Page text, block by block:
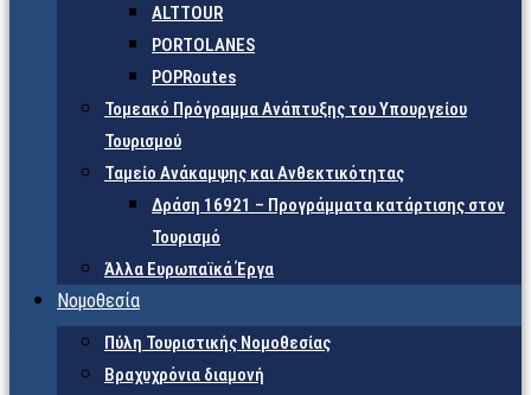
ALTTOUR
PORTOLANES
POPRoutes
Τομεακό Πρόγραμμα Ανάπτυξης του Υπουργείου
Τουρισμού
Ταμείο Ανάκαμψης και Ανθεκτικότητας
Δράση 16921 – Προγράμματα κατάρτισης στον
Τουρισμό
Άλλα Ευρωπαϊκά Έργα
Νομοθεσία
Πύλη Τουριστικής Νομοθεσίας
Βραχυχρόνια διαμονή